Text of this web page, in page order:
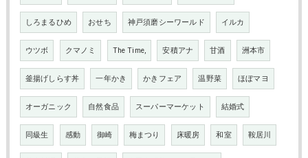
しろまるひめ おせち 神戸須磨シーワールド イルカ
ウツボ クマノミ The Time, 安積アナ 甘酒 洲本市
釜揚げしらす丼 一年かき かきフェア 温野菜 ほぼマヨ
オーガニック 自然食品 スーパーマーケット 結婚式
同級生 感動 御崎 梅まつり 床暖房 和室 鞍居川